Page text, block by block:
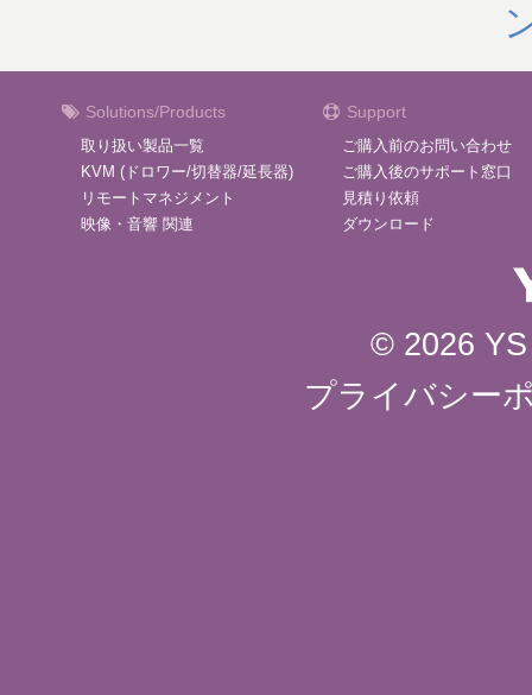
Solutions/Products
取り扱い製品一覧
KVM (ドロワー/切替器/延長器)
リモートマネジメント
映像・音響 関連
Support
ご購入前のお問い合わせ
ご購入後のサポート窓口
見積り依頼
ダウンロード
© 2026
プライバシー